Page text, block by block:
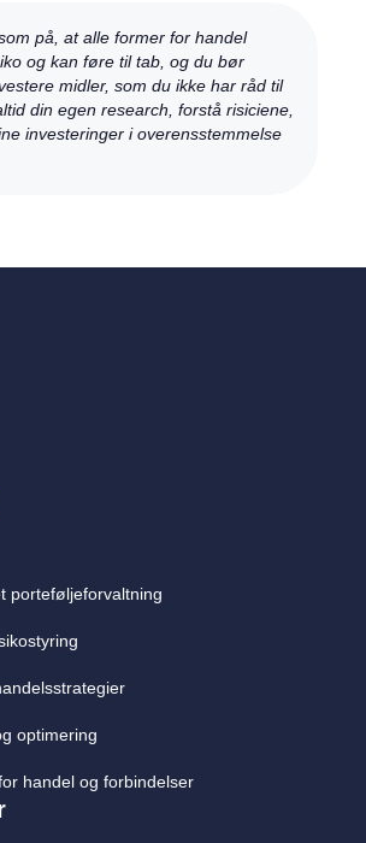
på, at alle former for handel
og kan føre til tab, og du bør
midler, som du ikke har råd til
din egen research, forstå risiciene,
investeringer i overensstemmelse
porteføljeforvaltning
optimering
handel og forbindelser